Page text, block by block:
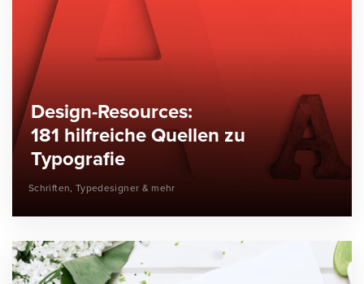
Design-Resources:
181 hilfreiche Quellen zu
Typografie
Schriften, Typedesigner & mehr